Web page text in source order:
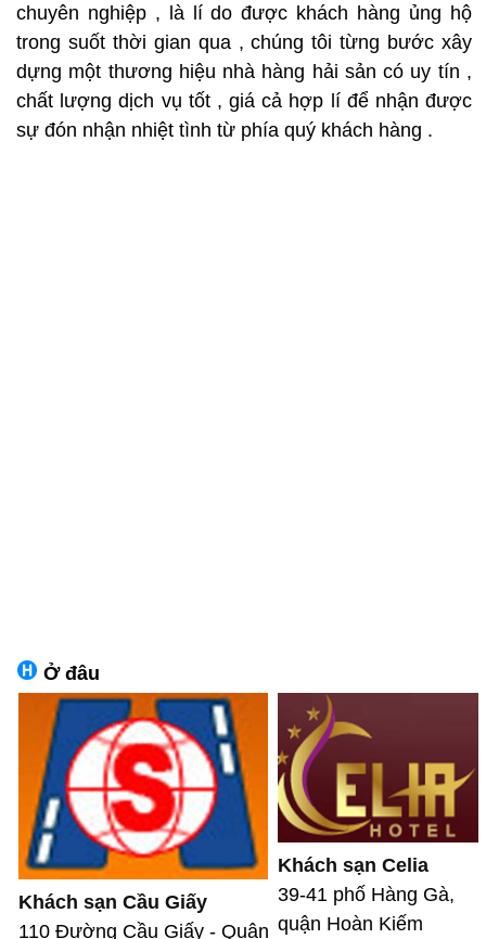
chuyên nghiệp , là lí do được khách hàng ủng hộ
trong suốt thời gian qua , chúng tôi từng bước xây
dựng một thương hiệu nhà hàng hải sản có uy tín ,
chất lượng dịch vụ tốt , giá cả hợp lí để nhận được
sự đón nhận nhiệt tình từ phía quý khách hàng .
Ở đâu
Khách sạn Cầu Giấy
110 Đường Cầu Giấy - Quận
Khách sạn Celia
39-41 phố Hàng Gà,
quận Hoàn Kiếm